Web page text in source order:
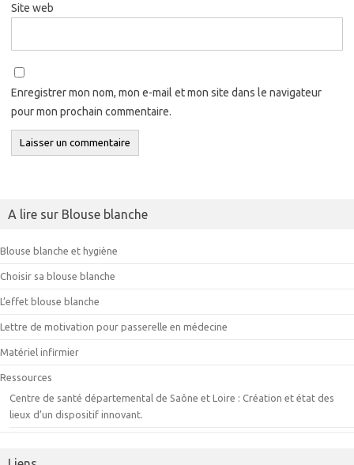
Site web
Enregistrer mon nom, mon e-mail et mon site dans le navigateur
pour mon prochain commentaire.
A lire sur Blouse blanche
Blouse blanche et hygiène
Choisir sa blouse blanche
L’effet blouse blanche
Lettre de motivation pour passerelle en médecine
Matériel infirmier
Ressources
Centre de santé départemental de Saône et Loire : Création et état des
lieux d’un dispositif innovant.